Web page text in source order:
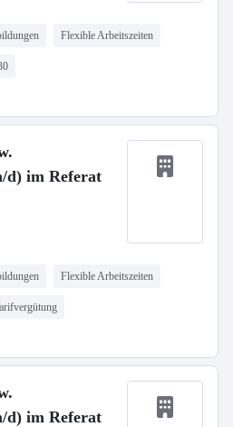
Flexible Arbeitszeiten
d) im Referat
Flexible Arbeitszeiten
d) im Referat